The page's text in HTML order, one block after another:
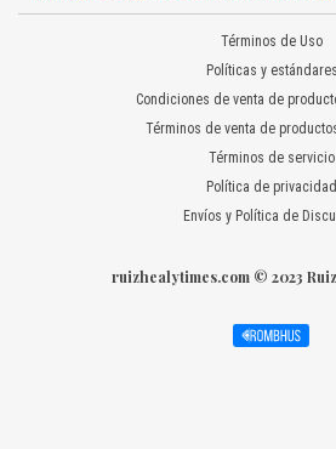
Términos de Uso
Políticas y estándares
Condiciones de venta de
Términos de venta de
Términos de servicio
Política de privacidad
Envíos y Política de
ruizhealytimes.com © 2023